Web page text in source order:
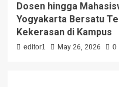
Dosen hingga
Yogyakarta Bersatu
Kekerasan di Kampus
editor1 May 26, 2026 0